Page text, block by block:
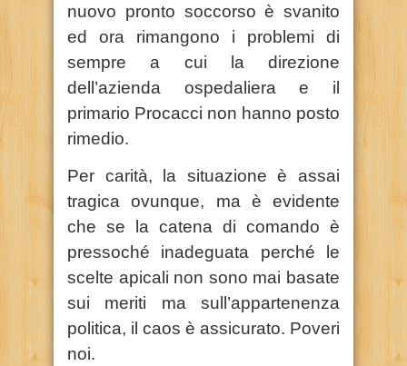
nuovo pronto soccorso è svanito
ed ora rimangono i problemi di
sempre a cui la direzione
dell’azienda ospedaliera e il
primario Procacci non hanno posto
rimedio.
Per carità, la situazione è assai
tragica ovunque, ma è evidente
che se la catena di comando è
pressoché inadeguata perché le
scelte apicali non sono mai basate
sui meriti ma sull’appartenenza
politica, il caos è assicurato. Poveri
noi.